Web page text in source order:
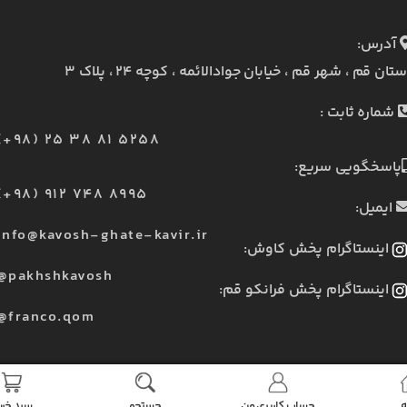
آدرس:
قم ، شهر قم ، خیابان جوادالائمه ، کوچه ۲۴ ، پلاک ۳
شماره ثابت :
25 38 81 5258
پاسخگویی سریع:
912 748 8995
ایمیل:
ghate-kavir.ir
اینستاگرام پخش کاوش:
اینستاگرام پخش فرانکو قم: